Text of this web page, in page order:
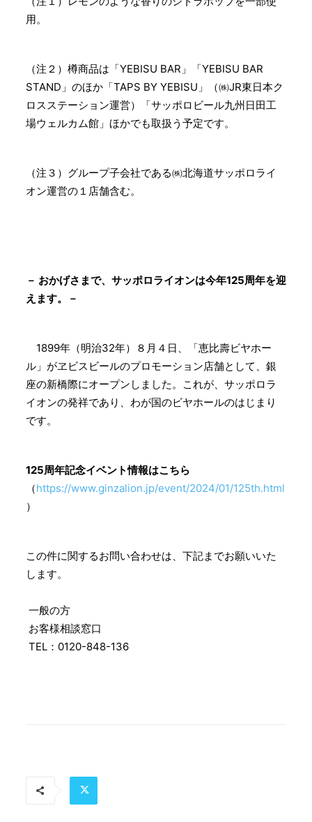
用。
（注２）樽商品は「YEBISU BAR」「YEBISU BAR
STAND」のほか「TAPS BY YEBISU」（㈱JR東日本ク
ロスステーション運営）「サッポロビール九州日田工
場ウェルカム館」ほかでも取扱う予定です。
（注３）グループ子会社である㈱北海道サッポロライ
オン運営の１店舗含む。
－ おかげさまで、サッポロライオンは今年125周年を迎
えます。－
1899年（明治32年）８月４日、「恵比壽ビヤホー
ル」がヱビスビールのプロモーション店舗として、銀
座の新橋際にオープンしました。これが、サッポロラ
イオンの発祥であり、わが国のビヤホールのはじまり
です。
125周年記念イベント情報はこちら
（https://www.ginzalion.jp/event/2024/01/125th.html
）
この件に関するお問い合わせは、下記までお願いいた
します。
一般の方
お客様相談窓口
TEL：0120-848-136